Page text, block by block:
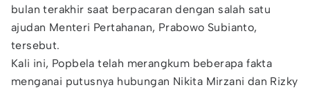
bulan terakhir saat berpacaran dengan salah satu
ajudan Menteri Pertahanan, Prabowo Subianto,
tersebut.
Kali ini, Popbela telah merangkum beberapa fakta
menganai putusnya hubungan Nikita Mirzani dan Rizky